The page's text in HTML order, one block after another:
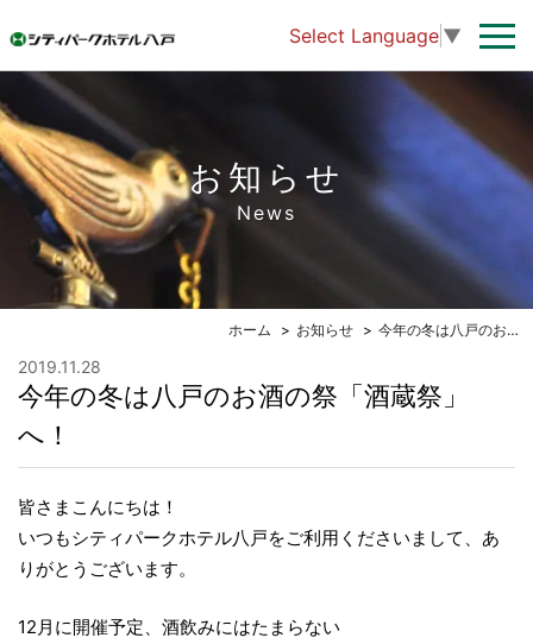
Select Language ▼
お知らせ
News
ホーム お知らせ 今年の冬は八戸のお酒の祭「酒蔵祭」へ！
2019.11.28
今年の冬は八戸のお酒の祭「酒蔵祭」
へ！
皆さまこんにちは！
いつもシティパークホテル八戸をご利用くださいまして、あ
りがとうございます。
12月に開催予定、酒飲みにはたまらない